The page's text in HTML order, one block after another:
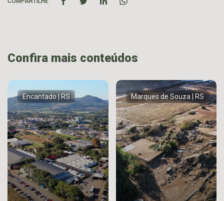
Confira mais conteúdos
Encantado | RS Marques de Souza | RS